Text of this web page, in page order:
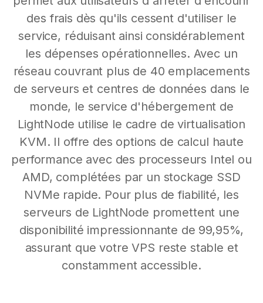
des frais dès qu'ils cessent d'utiliser le
service, réduisant ainsi considérablement
les dépenses opérationnelles. Avec un
réseau couvrant plus de 40 emplacements
de serveurs et centres de données dans le
monde, le service d'hébergement de
LightNode utilise le cadre de virtualisation
KVM. Il offre des options de calcul haute
performance avec des processeurs Intel ou
AMD, complétées par un stockage SSD
NVMe rapide. Pour plus de fiabilité, les
serveurs de LightNode promettent une
disponibilité impressionnante de 99,95%,
assurant que votre VPS reste stable et
constamment accessible.